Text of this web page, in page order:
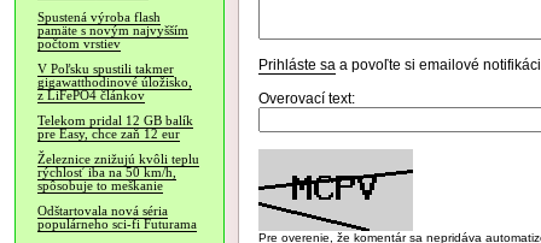
Spustená výroba flash
pamäte s novým najvyšším
počtom vrstiev
V Poľsku spustili takmer
gigawatthodinové úložisko,
z LiFePO4 článkov
Telekom pridal 12 GB balík
pre Easy, chce zaň 12 eur
Železnice znižujú kvôli teplu
rýchlosť iba na 50 km/h,
spôsobuje to meškanie
Odštartovala nová séria
populárneho sci-fi Futurama
Prihláste sa a povoľte si emailové
Overovací text:
Pre overenie, že komentár sa nepridáva